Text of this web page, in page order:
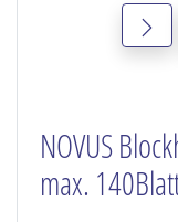
NOVUS
max.